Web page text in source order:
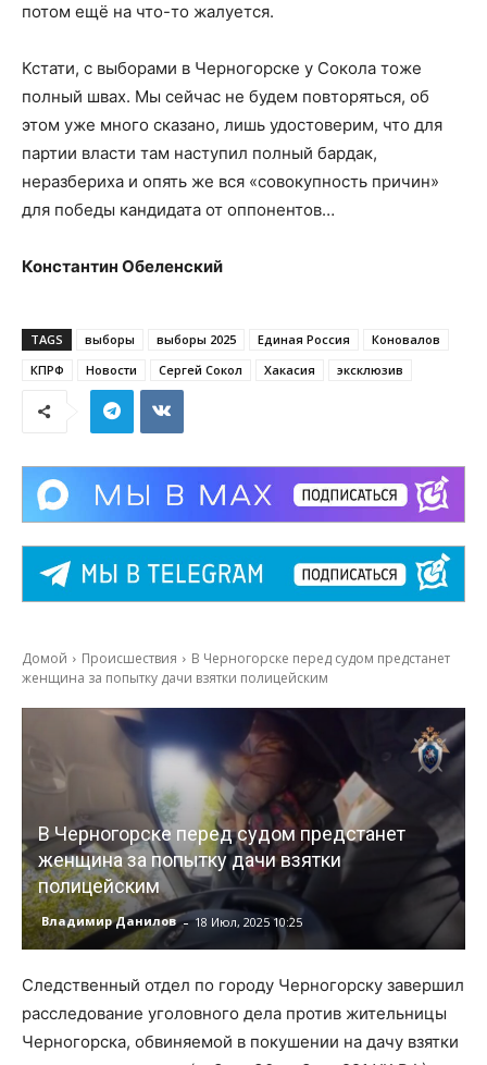
потом ещё на что-то жалуется.
Кстати, с выборами в Черногорске у Сокола тоже
полный швах. Мы сейчас не будем повторяться, об
этом уже много сказано, лишь удостоверим, что для
партии власти там наступил полный бардак,
неразбериха и опять же вся «совокупность причин»
для победы кандидата от оппонентов…
Константин Обеленский
TAGS выборы выборы 2025 Единая Россия
Коновалов
КПРФ
Новости Сергей Сокол Хакасия эксклюзив